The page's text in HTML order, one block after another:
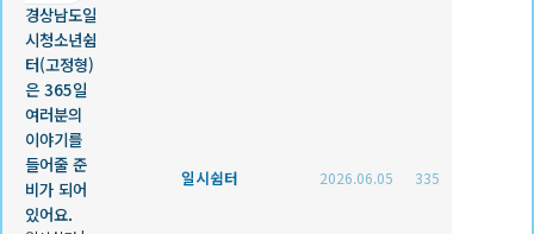
경상남도일
시청소년쉼
터(고정형)
은 365일
여러분의
이야기를
들어줄 준
비가 되어
있어요.
일시쉼터 2026.06.05 335